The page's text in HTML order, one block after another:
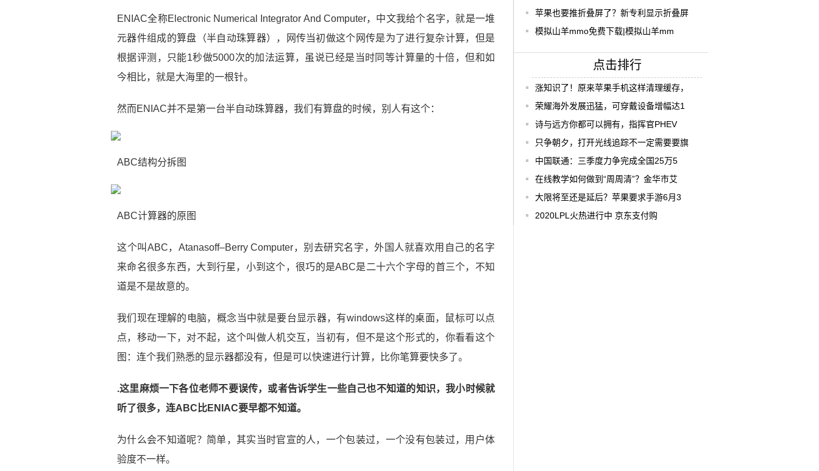
ENIAC全称Electronic Numerical Integrator And Computer，中文我给个名字，就是一堆
元器件组成的算盘（半自动珠算器），网传当初做这个网传是为了进行复杂计算，但是
根据评测，只能1秒做5000次的加法运算，虽说已经是当时同等计算量的十倍，但和如
今相比，就是大海里的一根针。
然而ENIAC并不是第一台半自动珠算器，我们有算盘的时候，别人有这个：
ABC结构分拆图
ABC计算器的原图
这个叫ABC，Atanasoff–Berry Computer，别去研究名字，外国人就喜欢用自己的名字
来命名很多东西，大到行星，小到这个，很巧的是ABC是二十六个字母的首三个，不知
道是不是故意的。
我们现在理解的电脑，概念当中就是要台显示器，有windows这样的桌面，鼠标可以点
点，移动一下，对不起，这个叫做人机交互，当初有，但不是这个形式的，你看看这个
图：连个我们熟悉的显示器都没有，但是可以快速进行计算，比你笔算要快多了。
.这里麻烦一下各位老师不要误传，或者告诉学生一些自己也不知道的知识，我小时候就
听了很多，连ABC比ENIAC要早都不知道。
为什么会不知道呢？简单，其实当时官宣的人，一个包装过，一个没有包装过，用户体
验度不一样。
苹果也要推折叠屏了？新专利显示折叠屏
模拟山羊mmo免费下载|模拟山羊mm
点击排行
涨知识了！原来苹果手机这样清理缓存，
荣耀海外发展迅猛，可穿戴设备增幅达1
诗与远方你都可以拥有，指挥官PHEV
只争朝夕，打开光线追踪不一定需要要旗
中国联通：三季度力争完成全国25万5
在线教学如何做到“周周清”？金华市艾
大限将至还是延后？苹果要求手游6月3
2020LPL火热进行中 京东支付购